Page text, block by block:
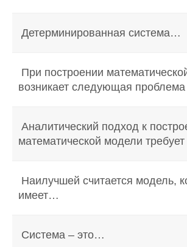
Детерминированная система…
При построении
возникает следующая
Аналитический подход к
математической модели
Наилучшей считается модель,
имеет…
Система – это…